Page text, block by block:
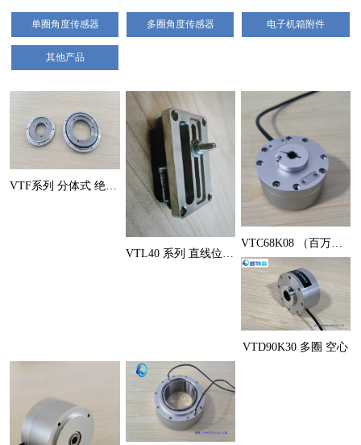
单圈角度传感器 多圈角度传感器 电子机箱附件
其他产品
VTF系列 分体式 绝对式角度
VTL40 系列 直线位移传感
VTC68K08 （百万圈级）
VTD90K30 多圈 空心